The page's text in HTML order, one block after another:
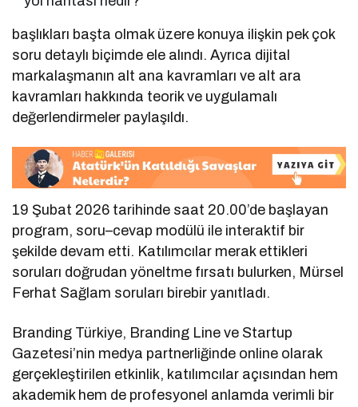
başlıkları başta olmak üzere konuya ilişkin pek çok
soru detaylı biçimde ele alındı. Ayrıca dijital
markalaşmanın alt ana kavramları ve alt ara
kavramları hakkında teorik ve uygulamalı
değerlendirmeler paylaşıldı.
19 Şubat 2026 tarihinde saat 20.00’de başlayan
program, soru–cevap modülü ile interaktif bir
şekilde devam etti. Katılımcılar merak ettikleri
soruları doğrudan yöneltme fırsatı bulurken, Mürsel
Ferhat Sağlam soruları birebir yanıtladı.
Branding Türkiye, Branding Line ve Startup
Gazetesi’nin medya partnerliğinde online olarak
gerçekleştirilen etkinlik, katılımcılar açısından hem
akademik hem de profesyonel anlamda verimli bir